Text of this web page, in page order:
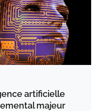
artificielle
majeur